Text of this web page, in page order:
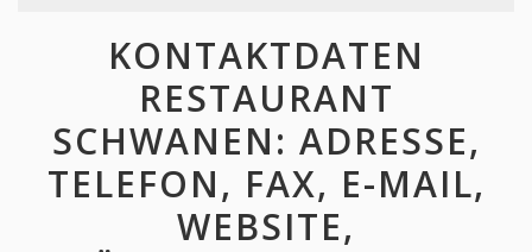
KONTAKTDATEN
RESTAURANT
SCHWANEN: ADRESSE,
TELEFON, FAX, E-MAIL,
WEBSITE,